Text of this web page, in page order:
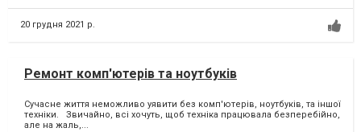
20 грудня 2021 р.
Ремонт комп'ютерів та ноутбуків
Сучасне життя неможливо уявити без комп'ютерів, ноутбуків, та іншої
техніки. Звичайно, всі хочуть, щоб техніка працювала безперебійно,
але на жаль,...